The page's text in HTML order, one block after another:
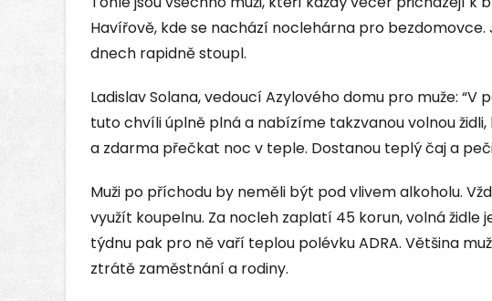
Havířově, kde se nachází noclehárna pro
dnech rapidně stoupl.
Ladislav Solana, vedoucí Azylového domu pro muže:
tuto chvíli úplně plná a nabízíme takzvanou volnou
a zdarma přečkat noc v teple. Dostanou teplý čaj a
Muži po příchodu by neměli být pod vlivem alkoholu.
využít koupelnu. Za nocleh zaplatí 45 korun, volná židle
týdnu pak pro ně vaří teplou polévku ADRA. Většina
ztrátě zaměstnání a rodiny.